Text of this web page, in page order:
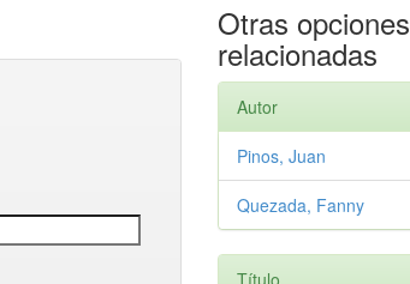
Otras opciones
relacionadas
Autor
Pinos, Juan
Quezada, Fanny
Título